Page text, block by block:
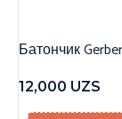
Батончик
12,000 UZS